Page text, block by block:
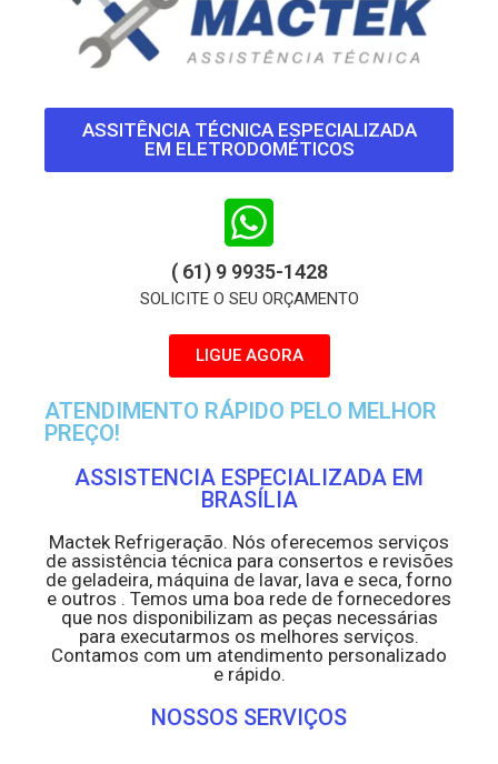
ASSITÊNCIA TÉCNICA ESPECIALIZADA
EM ELETRODOMÉTICOS
( 61) 9 9935-1428
SOLICITE O SEU ORÇAMENTO
LIGUE AGORA
ATENDIMENTO RÁPIDO PELO MELHOR
PREÇO!
ASSISTENCIA ESPECIALIZADA EM
BRASÍLIA
Mactek Refrigeração. Nós oferecemos serviços
de assistência técnica para consertos e revisões
de geladeira, máquina de lavar, lava e seca, forno
e outros . Temos uma boa rede de fornecedores
que nos disponibilizam as peças necessárias
para executarmos os melhores serviços.
Contamos com um atendimento personalizado
e rápido.
NOSSOS SERVIÇOS